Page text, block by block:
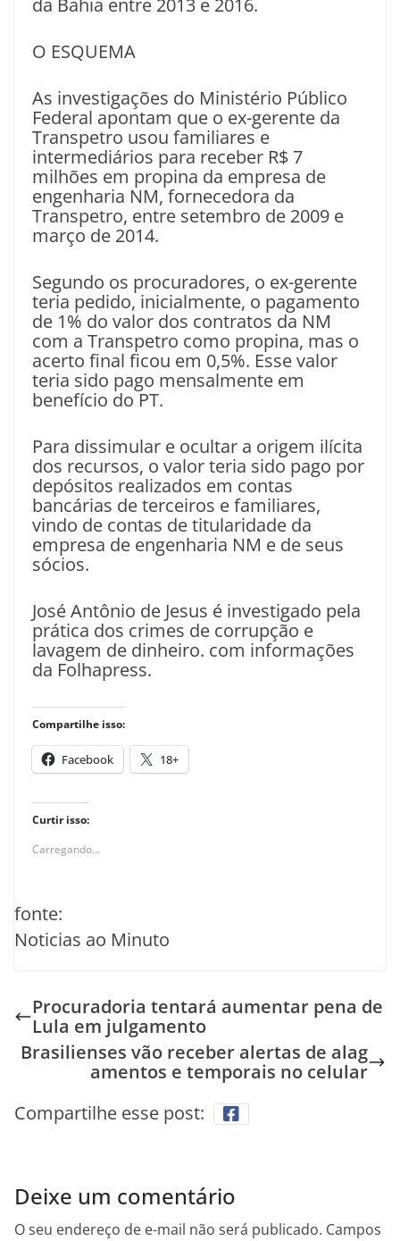
da Bahia entre 2013 e 2016.
O ESQUEMA
As investigações do Ministério Público
Federal apontam que o ex-gerente da
Transpetro usou familiares e
intermediários para receber R$ 7
milhões em propina da empresa de
engenharia NM, fornecedora da
Transpetro, entre setembro de 2009 e
março de 2014.
Segundo os procuradores, o ex-gerente
teria pedido, inicialmente, o pagamento
de 1% do valor dos contratos da NM
com a Transpetro como propina, mas o
acerto final ficou em 0,5%. Esse valor
teria sido pago mensalmente em
benefício do PT.
Para dissimular e ocultar a origem ilícita
dos recursos, o valor teria sido pago por
depósitos realizados em contas
bancárias de terceiros e familiares,
vindo de contas de titularidade da
empresa de engenharia NM e de seus
sócios.
José Antônio de Jesus é investigado pela
prática dos crimes de corrupção e
lavagem de dinheiro. com informações
da Folhapress.
Compartilhe isso:
Facebook 18+
Curtir isso:
Carregando...
fonte:
Noticias ao Minuto
Procuradoria tentará aumentar pena de
Lula em julgamento
Brasilienses vão receber alertas de alag
amentos e temporais no celular
Compartilhe esse post:
Deixe um comentário
O seu endereço de e-mail não será publicado. Campos